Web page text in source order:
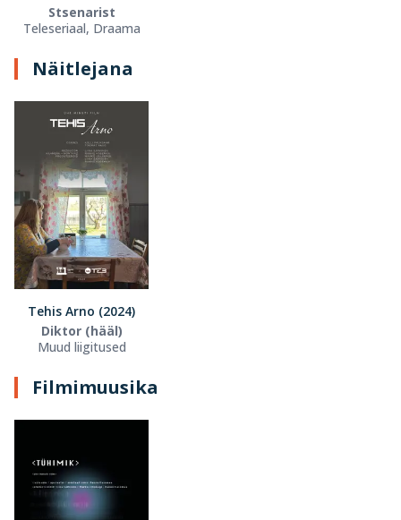
Stsenarist
Teleseriaal, Draama
Näitlejana
Tehis Arno (2024)
Diktor (hääl)
Muud liigitused
Filmimuusika